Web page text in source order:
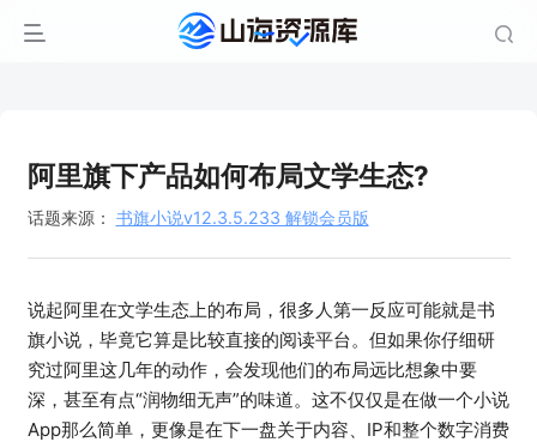
阿里旗下产品如何布局文学生态?
话题来源： 书旗小说v12.3.5.233 解锁会员版
说起阿里在文学生态上的布局，很多人第一反应可能就是书
旗小说，毕竟它算是比较直接的阅读平台。但如果你仔细研
究过阿里这几年的动作，会发现他们的布局远比想象中要
深，甚至有点“润物细无声”的味道。这不仅仅是在做一个小说
App那么简单，更像是在下一盘关于内容、IP和整个数字消费